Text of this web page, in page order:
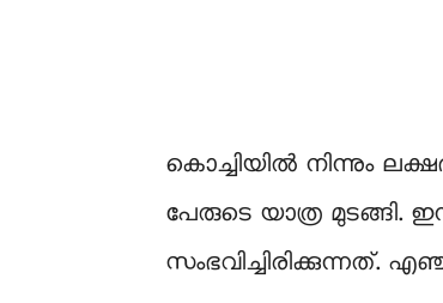
കൊച്ചിയിൽ നിന്നും
പേരുടെ യാത്ര മുടങ്ങി.
സംഭവിച്ചിരിക്കുന്നത്.